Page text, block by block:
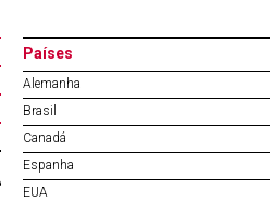
Países
Alemanha
Brasil
Canadá
Espanha
EUA